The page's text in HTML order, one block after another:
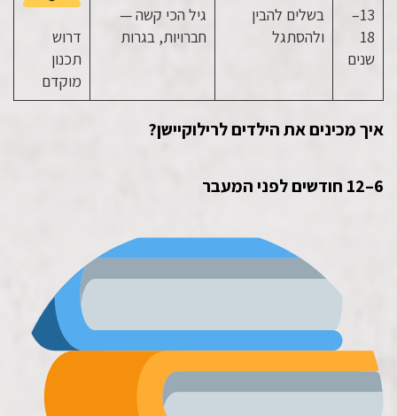
13–
18
שנים
בשלים להבין
ולהסתגל
גיל הכי קשה —
חברויות, בגרות
דרוש
תכנון
מוקדם
איך מכינים את הילדים לרילוקיישן?
6–12 חודשים לפני המעבר